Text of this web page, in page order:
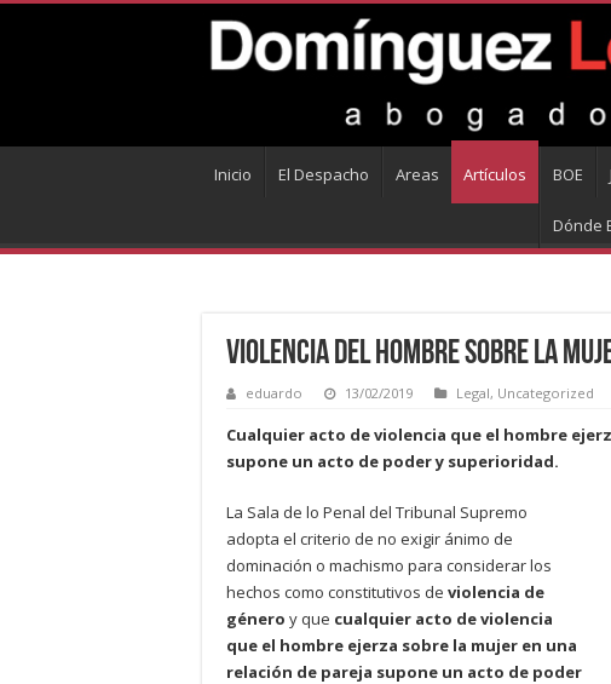
Inicio El Despacho Areas Artículos BOE
Dónde
Violencia del hombre sobre la
eduardo 13/02/2019 Legal, Uncategorized
Cualquier acto de violencia que el hombre
supone un acto de poder y superioridad.
La Sala de lo Penal del Tribunal Supremo
adopta el criterio de no exigir ánimo de
dominación o machismo para considerar los
hechos como constitutivos de violencia de
género y que cualquier acto de violencia
que el hombre ejerza sobre la mujer en una
relación de pareja supone un acto de poder